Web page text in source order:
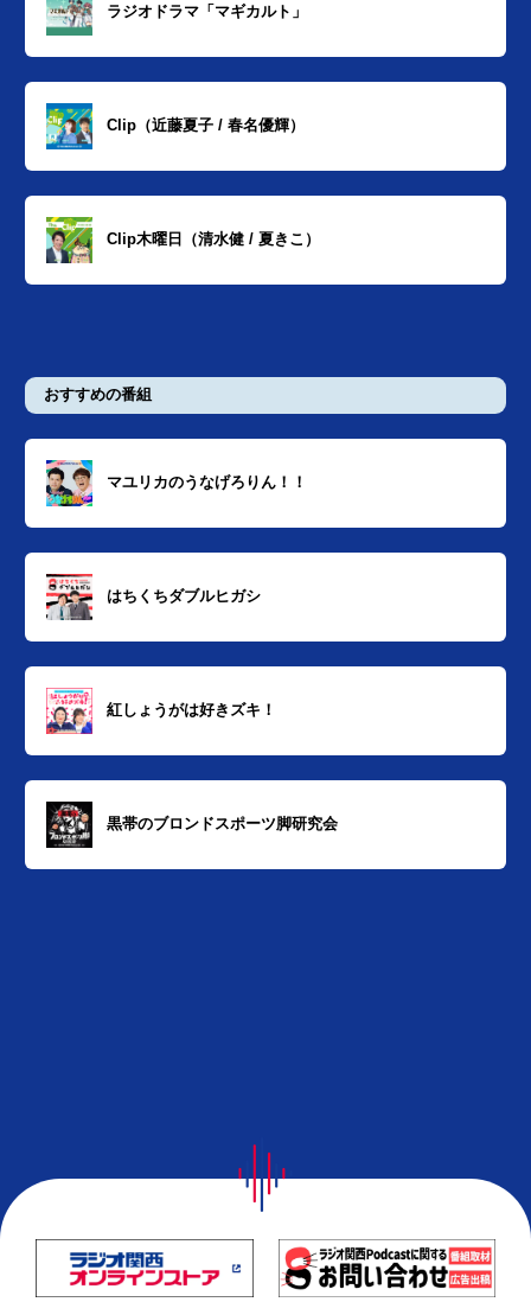
ラジオドラマ「マギカルト」
Clip（近藤夏子 / 春名優輝）
Clip木曜日（清水健 / 夏きこ）
おすすめの番組
マユリカのうなげろりん！！
はちくちダブルヒガシ
紅しょうがは好きズキ！
黒帯のブロンドスポーツ脚研究会